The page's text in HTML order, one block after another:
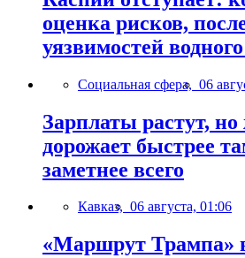
оценка рисков,
уязвимостей
Социальная сфера, 06
Зарплаты растут,
дорожает быстрее
заметнее всего
Кавказ, 06 августа, 01:06
«Маршрут Трампа»